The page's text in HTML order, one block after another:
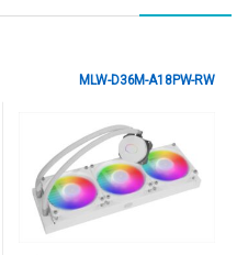
Cooler Master
MLW-D36M-A18PW-RW